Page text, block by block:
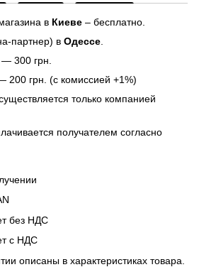
в Киеве – бесплатно.
партнер) в Одессе
— 300 грн.
200 грн. (с комиссией +1%)
только компанией
получателем согласно
без НДС
с НДС
описаны в характеристиках товара.